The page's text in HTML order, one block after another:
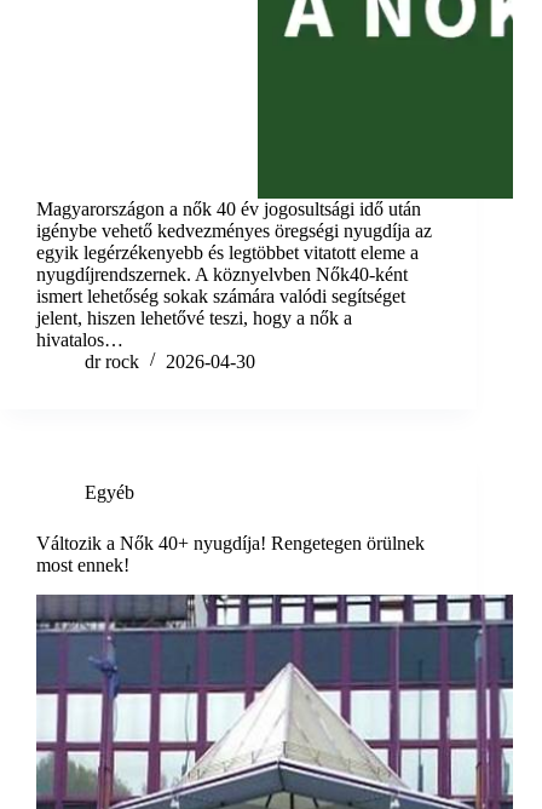
Magyarországon a nők 40 év jogosultsági idő után
igénybe vehető kedvezményes öregségi nyugdíja az
egyik legérzékenyebb és legtöbbet vitatott eleme a
nyugdíjrendszernek. A köznyelvben Nők40-ként
ismert lehetőség sokak számára valódi segítséget
jelent, hiszen lehetővé teszi, hogy a nők a
hivatalos…
dr rock
2026-04-30
Egyéb
Változik a Nők 40+ nyugdíja! Rengetegen örülnek
most ennek!